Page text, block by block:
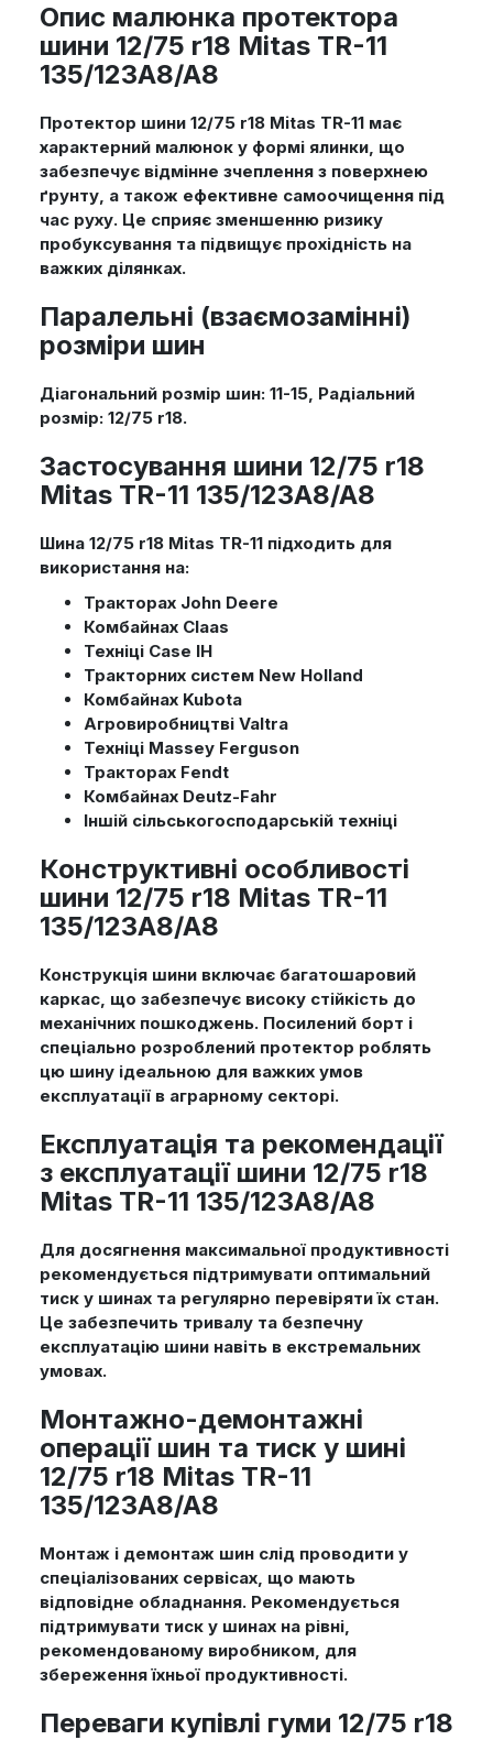
Опис малюнка протектора
шини 12/75 r18 Mitas TR-11
135/123A8/A8
Протектор шини 12/75 r18 Mitas TR-11 має
характерний малюнок у формі ялинки, що
забезпечує відмінне зчеплення з поверхнею
ґрунту, а також ефективне самоочищення під
час руху. Це сприяє зменшенню ризику
пробуксування та підвищує прохідність на
важких ділянках.
Паралельні (взаємозамінні)
розміри шин
Діагональний розмір шин: 11-15, Радіальний
розмір: 12/75 r18.
Застосування шини 12/75 r18
Mitas TR-11 135/123A8/A8
Шина 12/75 r18 Mitas TR-11 підходить для
використання на:
Тракторах John Deere
Комбайнах Claas
Техніці Case IH
Тракторних систем New Holland
Комбайнах Kubota
Агровиробництві Valtra
Техніці Massey Ferguson
Тракторах Fendt
Комбайнах Deutz-Fahr
Іншій сільськогосподарській техніці
Конструктивні особливості
шини 12/75 r18 Mitas TR-11
135/123A8/A8
Конструкція шини включає багатошаровий
каркас, що забезпечує високу стійкість до
механічних пошкоджень. Посилений борт і
спеціально розроблений протектор роблять
цю шину ідеальною для важких умов
експлуатації в аграрному секторі.
Експлуатація та рекомендації
з експлуатації шини 12/75 r18
Mitas TR-11 135/123A8/A8
Для досягнення максимальної продуктивності
рекомендується підтримувати оптимальний
тиск у шинах та регулярно перевіряти їх стан.
Це забезпечить тривалу та безпечну
експлуатацію шини навіть в екстремальних
умовах.
Монтажно-демонтажні
операції шин та тиск у шині
12/75 r18 Mitas TR-11
135/123A8/A8
Монтаж і демонтаж шин слід проводити у
спеціалізованих сервісах, що мають
відповідне обладнання. Рекомендується
підтримувати тиск у шинах на рівні,
рекомендованому виробником, для
збереження їхньої продуктивності.
Переваги купівлі гуми 12/75 r18